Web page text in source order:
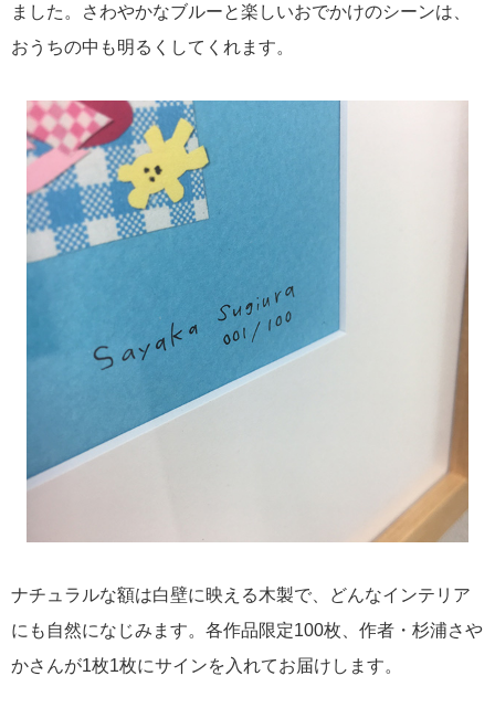
ました。さわやかなブルーと楽しいおでかけのシーンは、
おうちの中も明るくしてくれます。
ナチュラルな額は白壁に映える木製で、どんなインテリア
にも自然になじみます。各作品限定100枚、作者・杉浦さや
かさんが1枚1枚にサインを入れてお届けします。